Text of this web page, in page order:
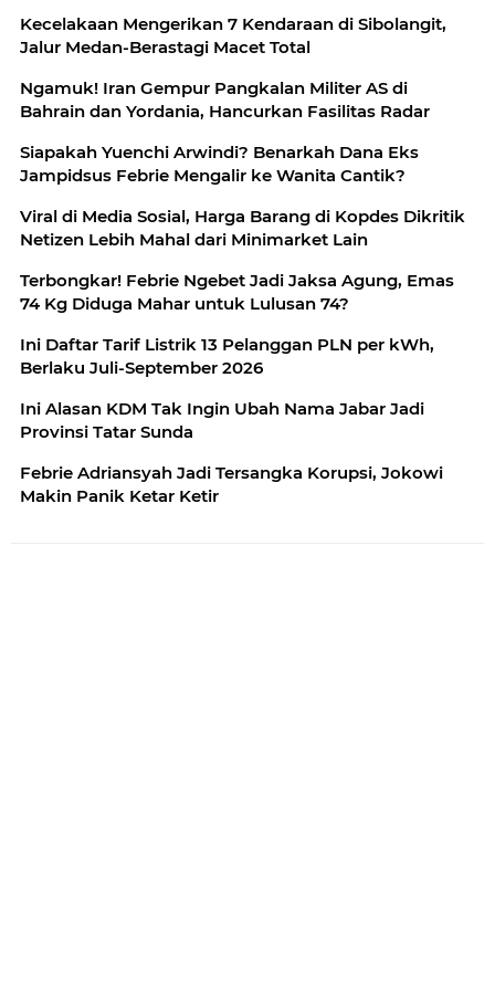
Kecelakaan Mengerikan 7 Kendaraan di Sibolangit,
Jalur Medan-Berastagi Macet Total
Ngamuk! Iran Gempur Pangkalan Militer AS di
Bahrain dan Yordania, Hancurkan Fasilitas Radar
Siapakah Yuenchi Arwindi? Benarkah Dana Eks
Jampidsus Febrie Mengalir ke Wanita Cantik?
Viral di Media Sosial, Harga Barang di Kopdes Dikritik
Netizen Lebih Mahal dari Minimarket Lain
Terbongkar! Febrie Ngebet Jadi Jaksa Agung, Emas
74 Kg Diduga Mahar untuk Lulusan 74?
Ini Daftar Tarif Listrik 13 Pelanggan PLN per kWh,
Berlaku Juli-September 2026
Ini Alasan KDM Tak Ingin Ubah Nama Jabar Jadi
Provinsi Tatar Sunda
Febrie Adriansyah Jadi Tersangka Korupsi, Jokowi
Makin Panik Ketar Ketir